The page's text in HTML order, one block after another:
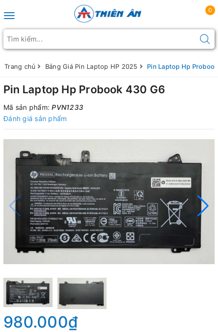
Toggle navigation
0
Trang chủ Bảng Giá Pin Laptop HP 2025 Pin Laptop Hp
Pin Laptop Hp Probook 430 G6
Mã sản phẩm:PVN1233
Đánh giá sản phẩm
980.000₫